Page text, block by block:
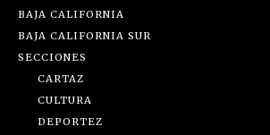
BAJA CALIFORNIA
BAJA CALIFORNIA SUR
SECCIONES
CARTAZ
CULTURA
DEPORTEZ